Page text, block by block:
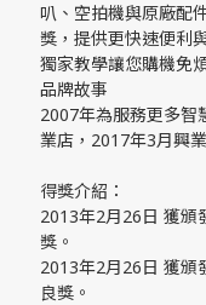
叭、空拍機與原廠配
獎，提供更快速便利
獨家教學讓您購機免
品牌故事
2007年為服務更多智
業店，2017年3月興
得獎介紹：
2013年2月26日 獲頒
獎。
2013年2月26日 獲頒
良獎。